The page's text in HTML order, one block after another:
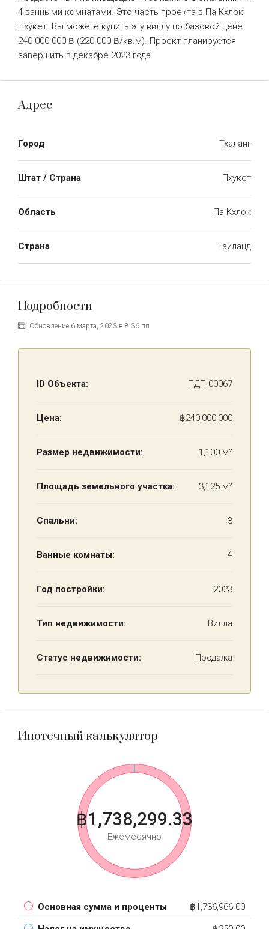
4 ванными комнатами. Это часть проекта в Па Кхлок,
Пхукет. Вы можете купить эту виллу по базовой цене
240 000 000 ฿ (220 000 ฿/кв.м). Проект планируется
завершить в декабре 2023 года.
Адрес
Город Тхаланг
Штат / Страна Пхукет
Область Па Кхлок
Страна Таиланд
Подробности
Обновление 6 марта, 2023 в 8:36 пп
ID Объекта: ПДП-00067
Цена: ฿240,000,000
Размер недвижимости: 1,100 м²
Площадь земельного участка: 3,125 м²
Спальни: 3
Ванные комнаты: 4
Год постройки: 2023
Тип недвижимости: Вилла
Статус недвижимости: Продажа
Ипотечный калькулятор
฿1,738,299.33
Ежемесячно
Основная сумма и проценты ฿1,736,966.00